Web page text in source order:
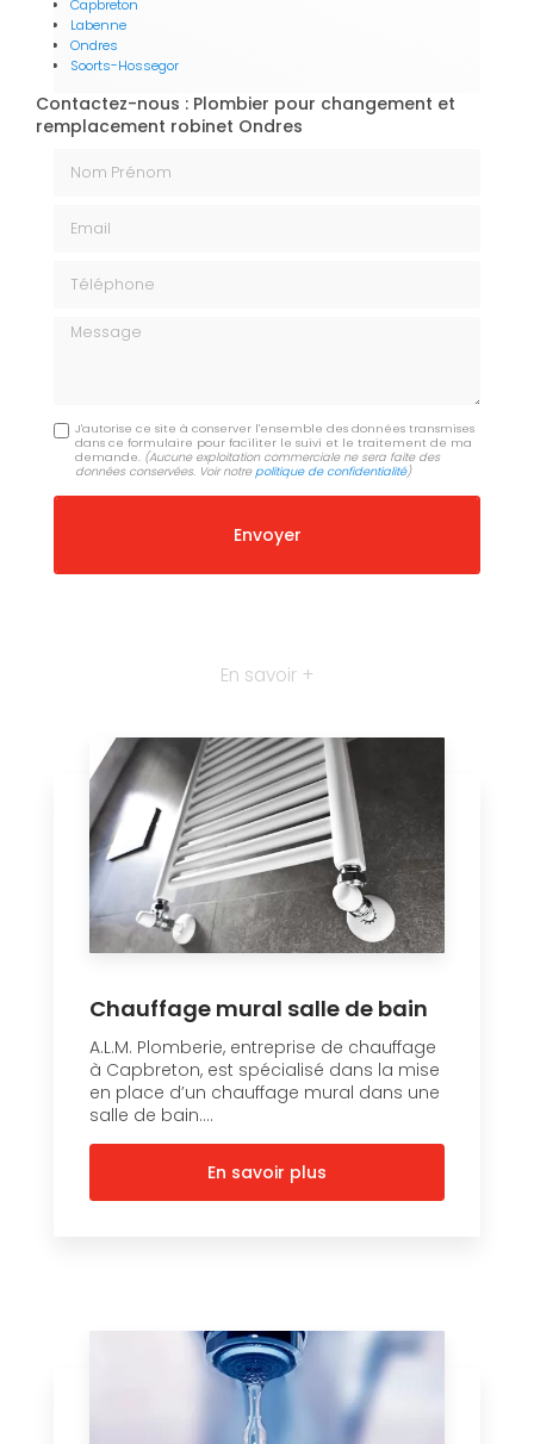
Capbreton
Labenne
Ondres
Soorts-Hossegor
Contactez-nous : Plombier pour changement et
remplacement robinet Ondres
Message
J'autorise ce site à conserver l'ensemble des données transmises
dans ce formulaire pour faciliter le suivi et le traitement de ma
demande. (Aucune exploitation commerciale ne sera faite des
données conservées. Voir notrepolitique de confidentialité)
En savoir +
Chauffage mural salle de bain
A.L.M. Plomberie, entreprise de chauffage
à Capbreton, est spécialisé dans la mise
en place d’un chauffage mural dans une
salle de bain....
En savoir plus